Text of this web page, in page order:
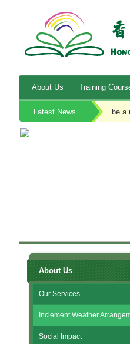
About Us Training
Latest News be a
About Us
Our Services
Inclement Weather
Social Impact